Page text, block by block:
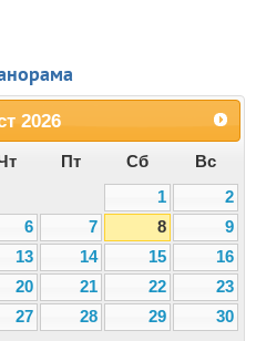
2026
Пт Сб
Вс
1
2
6 7 8
9
13 14 15
16
20 21 22
23
27 28 29
30